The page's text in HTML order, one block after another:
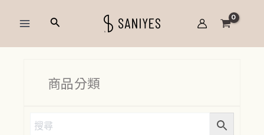
搜
商品分類